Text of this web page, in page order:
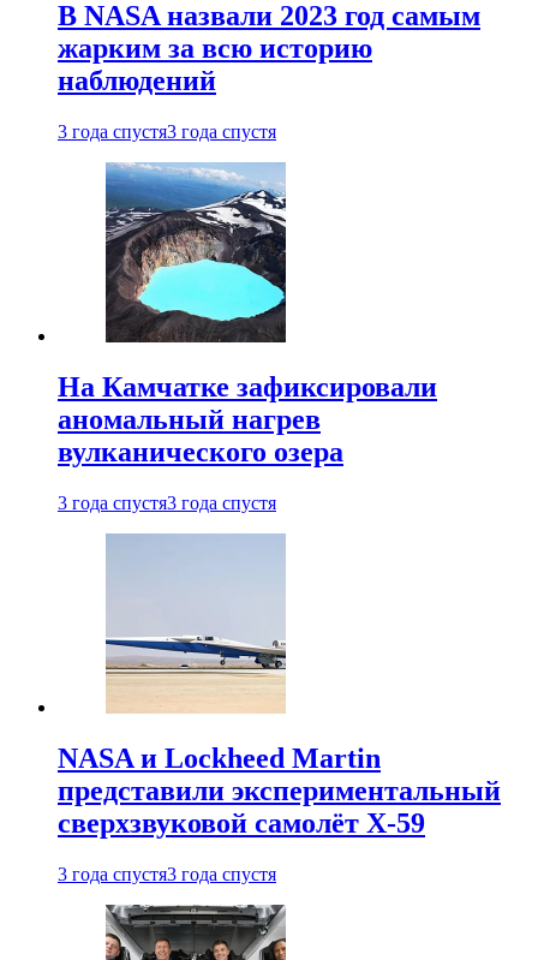
В NASA назвали 2023 год самым
жарким за всю историю
наблюдений
3 года спустя3 года спустя
На Камчатке зафиксировали
аномальный нагрев
вулканического озера
3 года спустя3 года спустя
NASA и Lockheed Martin
представили экспериментальный
сверхзвуковой самолёт X-59
3 года спустя3 года спустя